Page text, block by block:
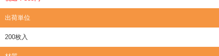
出荷単位
200枚入